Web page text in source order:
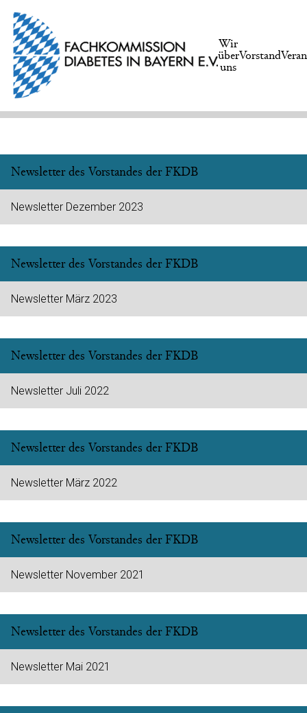
Wir
über
uns
Vorstand
Newsletter des Vorstandes der FKDB
Newsletter Dezember 2023
Newsletter des Vorstandes der FKDB
Newsletter März 2023
Newsletter des Vorstandes der FKDB
Newsletter Juli 2022
Newsletter des Vorstandes der FKDB
Newsletter März 2022
Newsletter des Vorstandes der FKDB
Newsletter November 2021
Newsletter des Vorstandes der FKDB
Newsletter Mai 2021